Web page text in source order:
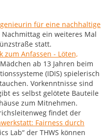
für eine nachhaltige
ein weiteres Mal
statt.
zum Anfassen - Löten,
ab 13 Jahren beim
(IDIS) spielerisch
Vorkenntnisse sind
es selbst gelötete Bauteile
zum Mitnehmen.
findet der
Fairness durch
Lab“ der THWS können